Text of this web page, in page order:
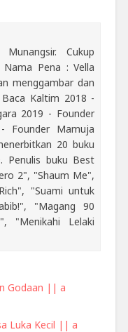
Cukup
Pena : Vella
menggambar dan
Kaltim 2018 -
2019 - Founder
Founder Mamuja
20 buku
Penulis buku Best
2", "Shaum Me",
"Suami untuk
"Magang 90
"Menikahi Lelaki
Godaan || a
Luka Kecil || a